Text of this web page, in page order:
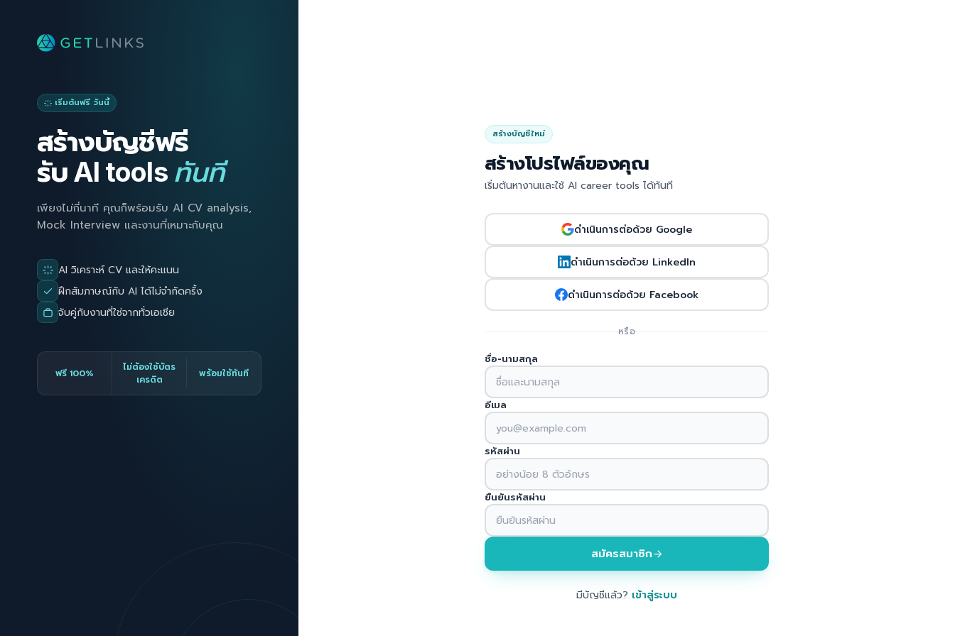
เริ่มต้นฟรี วันนี้
สร้างบัญชีฟรี
รับ AI tools ทันที
เพียงไม่กี่นาที คุณก็พร้อมรับ AI CV analysis,
Mock Interview และงานที่เหมาะกับคุณ
AI วิเคราะห์ CV และให้คะแนน
ฝึกสัมภาษณ์กับ AI ได้ไม่จำกัดครั้ง
จับคู่กับงานที่ใช่จากทั่วเอเชีย
ฟรี 100%
ไม่ต้องใช้บัตร
เครดิต
พร้อมใช้ทันที
สร้างบัญชีใหม่
สร้างโปรไฟล์ของคุณ
เริ่มต้นหางานและใช้ AI career tools ได้ทันที
ดำเนินการต่อด้วย Google
ดำเนินการต่อด้วย LinkedIn
ดำเนินการต่อด้วย Facebook
หรือ
ชื่อ-นามสกุล
อีเมล
รหัสผ่าน
ยืนยันรหัสผ่าน
สมัครสมาชิก
มีบัญชีแล้ว? เข้าสู่ระบบ